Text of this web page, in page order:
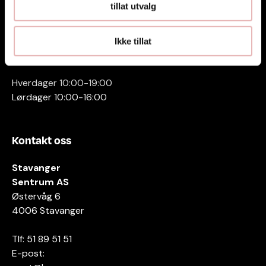
tillat utvalg
Ikke tillat
Kontakt oss
Stavanger
Sentrum AS
Østervåg 6
4006 Stavanger
Tlf: 51 89 51 51
E-post:
Åpningstider
Hverdager 10:00-19:00
Lørdager 10:00-16:00